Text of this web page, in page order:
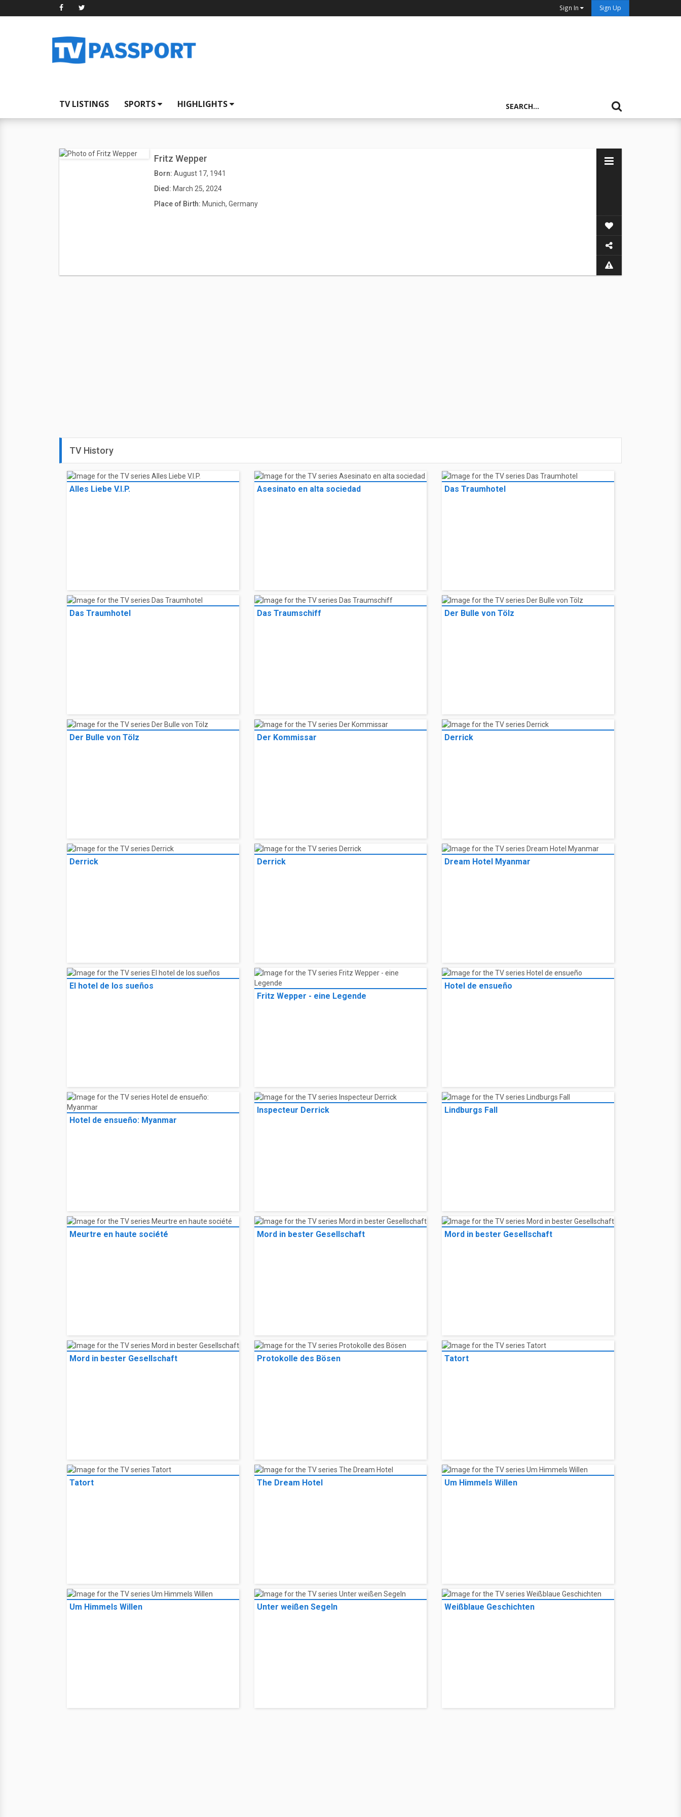
Sign In Sign Up
TV LISTINGS SPORTS HIGHLIGHTS
Fritz Wepper
Born: August 17, 1941
Died: March 25, 2024
Place of Birth: Munich, Germany
TV History
Alles Liebe V.I.P. Asesinato en alta sociedad Das Traumhotel
Das Traumhotel Das Traumschiff Der Bulle von Tölz
Der Bulle von Tölz Der Kommissar Derrick
Derrick Derrick Dream Hotel Myanmar
El hotel de los sueños
Fritz Wepper - eine Legende
Hotel de ensueño
Hotel de ensueño: Myanmar
Inspecteur Derrick Lindburgs Fall
Meurtre en haute société Mord in bester Gesellschaft Mord in bester Gesellschaft
Mord in bester Gesellschaft Protokolle des Bösen Tatort
Tatort The Dream Hotel Um Himmels Willen
Um Himmels Willen Unter weißen Segeln Weißblaue Geschichten